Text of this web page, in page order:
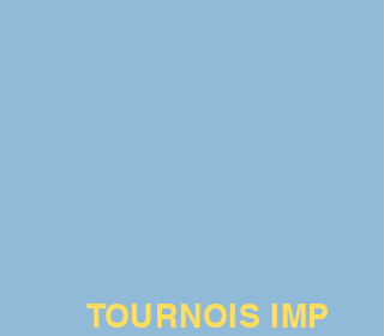
TOURNOIS IMP